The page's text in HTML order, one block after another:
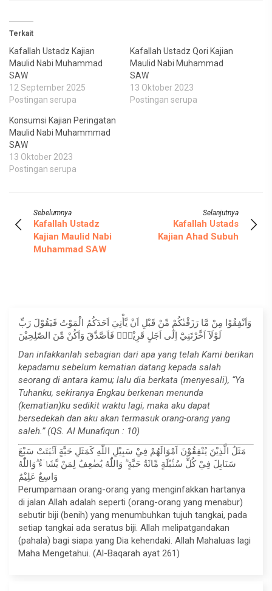
Terkait
Kafallah Ustadz Kajian
Maulid Nabi Muhammad
SAW
12 September 2025
Postingan serupa
Kafallah Ustadz Qori Kajian
Maulid Nabi Muhammad
SAW
13 Oktober 2023
Postingan serupa
Konsumsi Kajian Peringatan
Maulid Nabi Muhammmad
SAW
13 Oktober 2023
Postingan serupa
Sebelumnya
Kafallah Ustadz
Kajian Maulid Nabi
Muhammad SAW
Selanjutnya
Kafallah Ustads
Kajian Ahad Subuh
وَاَنْفِقُوْا مِنْ مَّا رَزَقْنٰكُمْ مِّنْ قَبْلِ اَنْ يَّأْتِيَ اَحَدَكُمُ الْمَوْتُ فَيَقُوْلَ رَبِّ
لَوْلَآ اَخَّرْتَنِيْٓ اِلٰٓى اَجَلٍ قَرِيْبٍۚ فَاَصَّدَّقَ وَاَكُنْ مِّنَ الصّٰلِحِيْنَ
Dan infakkanlah sebagian dari apa yang telah Kami berikan
kepadamu sebelum kematian datang kepada salah
seorang di antara kamu; lalu dia berkata (menyesali), “Ya
Tuhanku, sekiranya Engkau berkenan menunda
(kematian)ku sedikit waktu lagi, maka aku dapat
bersedekah dan aku akan termasuk orang-orang yang
saleh.” (QS. Al Munafiqun : 10)
مَثَلُ الَّذِيْنَ يُنْفِقُوْنَ اَمْوَالَهُمْ فِيْ سَبِيْلِ اللّٰهِ كَمَثَلِ حَبَّةٍ اَنْۢبَتَتْ سَبْعَ
سَنَابِلَ فِيْ كُلِّ سُنْۢبُلَةٍ مِّائَةُ حَبَّةٍ ۗ وَاللّٰهُ يُضٰعِفُ لِمَنْ يَّشَاۤءُ ۗوَاللّٰهُ
وَاسِعٌ عَلِيْمٌ
Perumpamaan orang-orang yang menginfakkan hartanya
di jalan Allah adalah seperti (orang-orang yang menabur)
sebutir biji (benih) yang menumbuhkan tujuh tangkai, pada
setiap tangkai ada seratus biji. Allah melipatgandakan
(pahala) bagi siapa yang Dia kehendaki. Allah Mahaluas lagi
Maha Mengetahui. (Al-Baqarah ayat 261)